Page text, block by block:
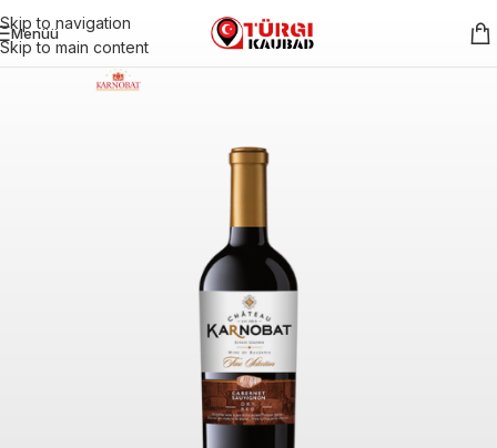
Skip to navigation
Skip to main content
Menüü